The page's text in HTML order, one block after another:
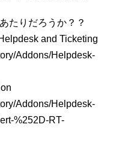
たりだろうか？？
and Ticketing
Addons/Helpdesk-
Addons/Helpdesk-
%252D-RT-